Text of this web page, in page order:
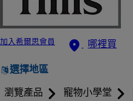
加入希爾思會員 哪裡買
選擇地區
瀏覽產品 寵物小學堂